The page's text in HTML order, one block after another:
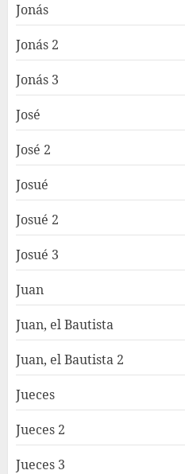
Jonás
Jonás 2
Jonás 3
José
José 2
Josué
Josué 2
Josué 3
Juan
Juan, el Bautista
Juan, el Bautista 2
Jueces
Jueces 2
Jueces 3